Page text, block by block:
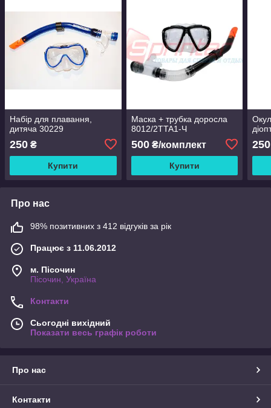
Набір для плавання,
дитяча 30229
250 ₴
Купити
Маска + трубка доросла
8012/2TTA1-Ч
500₴/комплект
Купити
250
Про нас
98% позитивних з 412 відгуків за рік
Працює з 11.06.2012
м. Пісочин
Пісочин, Україна
Контакти
Сьогодні вихідний
Показати весь графік роботи
Про нас
Контакти